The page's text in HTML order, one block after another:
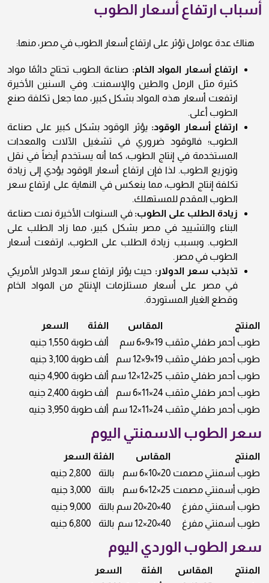
أسباب ارتفاع أسعار الطوب
هناك عدة عوامل تؤثر على ارتفاع أسعار الطوب في مصر، منها:
ارتفاع أسعار المواد الخام: صناعة الطوب تحتاج دائمًا مواد
كثيرة مثل الرمل والطين والإسمنت. وفي السنين الأخيرة
ارتفعت أسعار هذه المواد بشكل كبير، مما جعل تكلفة صنع
الطوب أعلى.
ارتفاع أسعار الوقود: يؤثر الوقود بشكل كبير على صناعة
الطوب؛ فالوقود ضروري في تشغيل الآلات والمعدات
المستخدمة في إنتاج الطوب، كما أنه يستخدم أيضاً في نقل
وتوزيع الطوب. لذا فإن ارتفاع أسعار الوقود يؤدي إلى زيادة
تكلفة إنتاج الطوب، مما ينعكس في النهاية على ارتفاع سعر
الطوب المقدم للمستهلك.
زيادة الطلب على الطوب: في السنوات الأخيرة نمت صناعة
البناء والتشييد في مصر بشكل كبير، مما زاد الطلب على
الطوب. وبسبب زيادة الطلب على الطوب، ارتفعت أسعار
الطوب في مصر.
تذبذب سعر الدولار: حيث يؤثر ارتفاع سعر الدولار الأمريكي
في مصر على أسعار مستلزمات الإنتاج من المواد الخام
وقطع الغيار المستوردة.
المنتج المقاس الفئة
السعر
طوب أحمر طفلي مثقب 19×9×6 سم ألف طوبة 1,550 جنيه
طوب أحمر طفلي مثقب 19×9×12 سم ألف طوبة 3,100 جنيه
طوب أحمر طفلي مثقب 25×12×12 سم ألف طوبة 4,900 جنيه
طوب أحمر طفلي مثقب 24×11×6 سم ألف طوبة 2,400 جنيه
طوب أحمر طفلي مثقب 24×11×12 سم ألف طوبة 3,950 جنيه
سعر الطوب الاسمنتي اليوم
المنتج المقاس الفئة السعر
طوب أسمنتي مصمت 20×10×6 سم بالتة
2,800 جنيه
طوب أسمنتي مصمت 25×12×6 سم بالتة
3,000 جنيه
طوب أسمنتي مفرغ
40×20×20 سم بالتة
9,000 جنيه
طوب أسمنتي مفرغ
40×20×12 سم بالتة 6,800 جنيه
سعر الطوب الوردي اليوم
المنتج المقاس الفئة
السعر